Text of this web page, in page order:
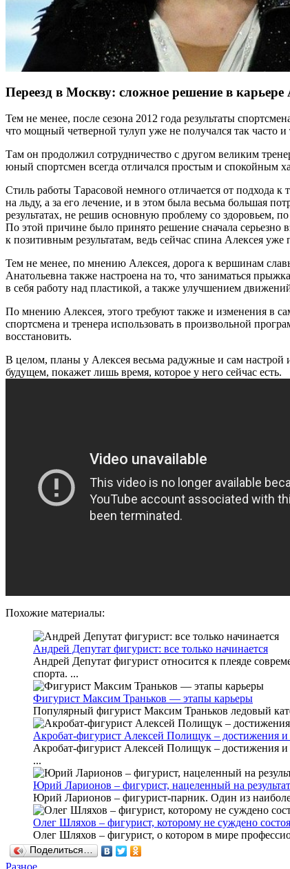
Переезд в Москву: сложное решение в карьере
Тем не менее, после сезона 2012 года результаты
что мощный четверной тулуп уже не получался так часто
Там он продолжил сотрудничество с другом великим
юный спортсмен всегда отличался простым и спокойным
Стиль работы Тарасовой немного отличается от подхода
на льду, а за его лечение, и в этом была весьма большая
результатах, не решив основную проблему со здоровьем,
По этой причине было принято решение сначала серьезно
к позитивным результатам, ведь сейчас спина Алексея
Тем не менее, по мнению Алексея, дорога к вершинам
Анатольевна также настроена на то, что заниматься
в себя работу над пластикой, а также улучшением
По мнению Алексея, этого требуют также и изменения в
спортсмена и тренера использовать в произвольной
восстановить.
В целом, планы у Алексея весьма радужные и сам настрой
будущем, покажет лишь время, которое у него сейчас есть.
Похожие материалы:
Андрей Депутат фигурист: все только начинается
Андрей Депутат фигурист относится к плеяде
спорта. ...
Фигурист Максим Траньков — этапы карьеры
Популярный фигурист Максим Траньков ледовый
Акробат-фигурист Алексей Полищук – достижения и
Акробат-фигурист Алексей Полищук – достижения и
...
Юрий Ларионов – фигурист, нацеленный на результат
Юрий Ларионов – фигурист-парник. Один из
Олег Шляхов – фигурист, которому не суждено
Олег Шляхов – фигурист, о котором в мире
Поделиться…